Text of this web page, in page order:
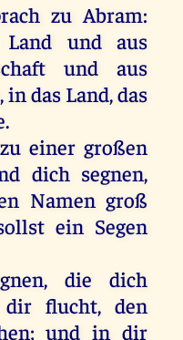
zu Abram:
Land und aus
und
aus
,indas Land,das
.
zu einer großen
dich segnen,
Namen groß
ein Segen
,die
dich
dir flucht,den
;und in dir